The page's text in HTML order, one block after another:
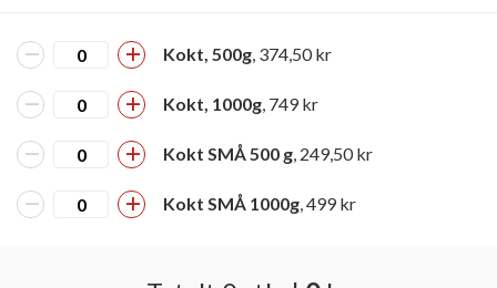
Kokt, 500g , 374,50 kr
Kokt, 1000g , 749 kr
Kokt SMÅ 500 g , 249,50 kr
Kokt SMÅ 1000g , 499 kr